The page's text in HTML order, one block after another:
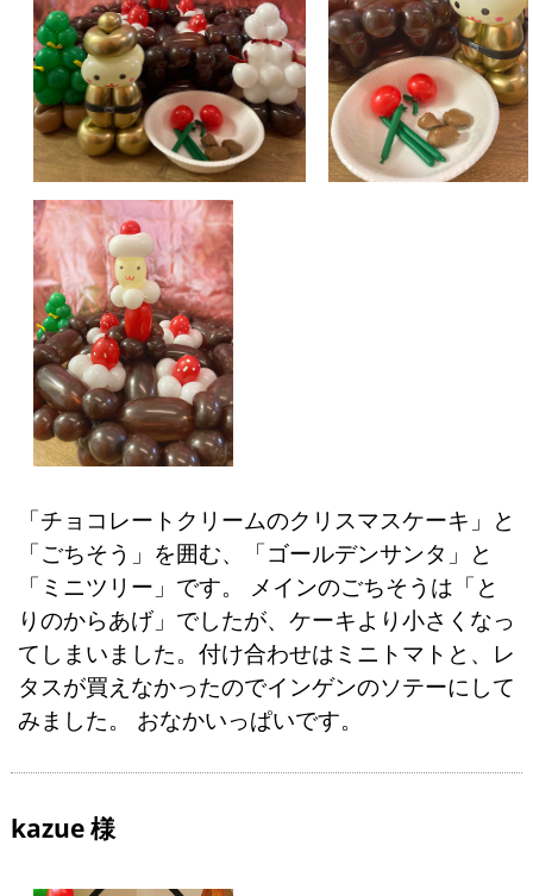
「チョコレートクリームのクリスマスケーキ」と
「ごちそう」を囲む、「ゴールデンサンタ」と
「ミニツリー」です。 メインのごちそうは「と
りのからあげ」でしたが、ケーキより小さくなっ
てしまいました。付け合わせはミニトマトと、レ
タスが買えなかったのでインゲンのソテーにして
みました。 おなかいっぱいです。
kazue 様